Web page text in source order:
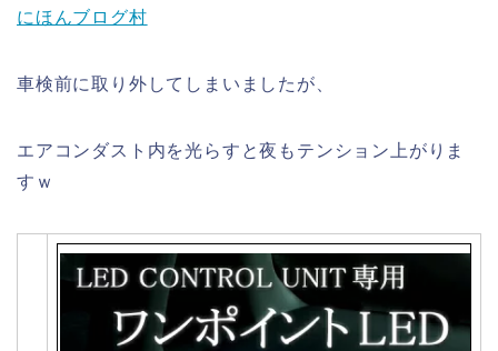
にほんブログ村
車検前に取り外してしまいましたが、
エアコンダスト内を光らすと夜もテンション上がりま
すｗ